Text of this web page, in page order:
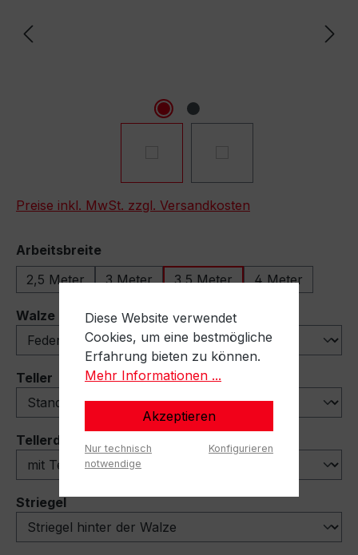
Preise inkl. MwSt. zzgl. Versandkosten
Arbeitsbreiteauswählen
2,5 Meter
3 Meter 3,5 Meter 4 Meter
Walzeauswählen
Teller auswählen
Tellerdeflektoren
Striegelauswählen
Diese Website verwendet
Cookies, um eine bestmögliche
Erfahrung bieten zu können.
Mehr Informationen ...
Akzeptieren
Nur technisch
notwendige
Konfigurieren